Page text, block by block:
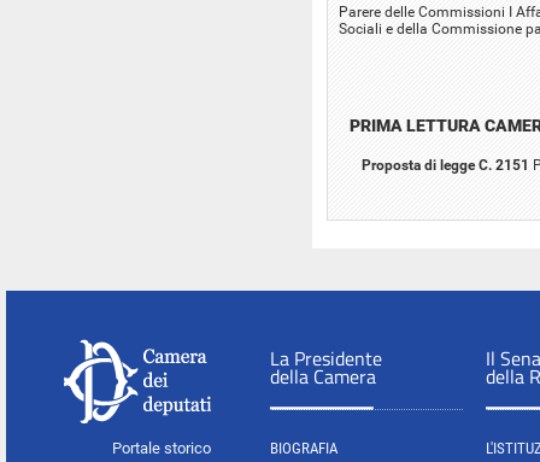
Parere delle Commissioni I
Sociali e della Commissione
PRIMA LETTURA
Proposta di legge C. 2151
Portale storico
La Presidente
della Camera
BIOGRAFIA
Il
della